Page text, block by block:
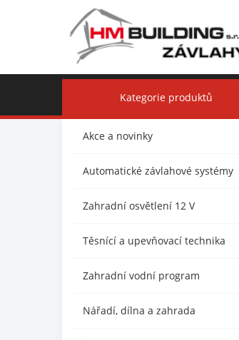
Kategorie produktů
Akce a novinky
Automatické závlahové systémy
Zahradní osvětlení 12 V
Těsnící a upevňovací technika
Zahradní vodní program
Nářadí, dílna a zahrada